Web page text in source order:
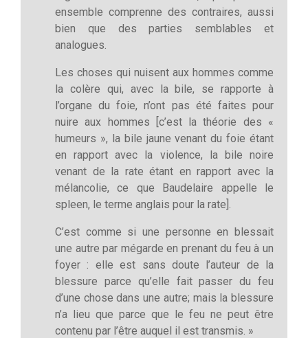
ensemble comprenne des contraires, aussi
bien que des parties semblables et
analogues.
Les choses qui nuisent aux hommes comme
la colère qui, avec la bile, se rapporte à
l’organe du foie, n’ont pas été faites pour
nuire aux hommes [c’est la théorie des «
humeurs », la bile jaune venant du foie étant
en rapport avec la violence, la bile noire
venant de la rate étant en rapport avec la
mélancolie, ce que Baudelaire appelle le
spleen, le terme anglais pour la rate].
C’est comme si une personne en blessait
une autre par mégarde en prenant du feu à un
foyer : elle est sans doute l’auteur de la
blessure parce qu’elle fait passer du feu
d’une chose dans une autre; mais la blessure
n’a lieu que parce que le feu ne peut être
contenu par l’être auquel il est transmis. »